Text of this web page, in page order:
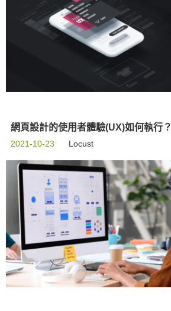
網頁設計的使用者體驗(UX)如何執行？
2021-10-23 Locust